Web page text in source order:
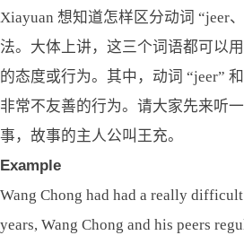
Xiayuan 想知道怎样区分动词 “jeer
法。大体上讲，这三个词语都可以
的态度或行为。其中，动词 “jeer”
非常不友善的行为。请大家先来听
事，故事的主人公叫王充。
Example
Wang Chong had had a really
years, Wang Chong and his peers